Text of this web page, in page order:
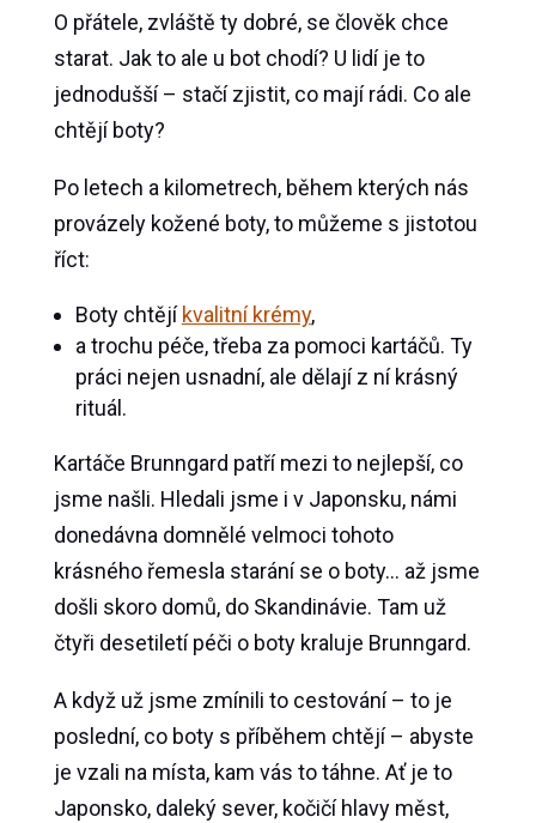
O přátele, zvláště ty dobré, se člověk chce
starat. Jak to ale u bot chodí? U lidí je to
jednodušší – stačí zjistit, co mají rádi. Co ale
chtějí boty?
Po letech a kilometrech, během kterých nás
provázely kožené boty, to můžeme s jistotou
říct:
Boty chtějí kvalitní krémy,
a trochu péče, třeba za pomoci kartáčů. Ty
práci nejen usnadní, ale dělají z ní krásný
rituál.
Kartáče Brunngard patří mezi to nejlepší, co
jsme našli. Hledali jsme i v Japonsku, námi
donedávna domnělé velmoci tohoto
krásného řemesla starání se o boty… až jsme
došli skoro domů, do Skandinávie. Tam už
čtyři desetiletí péči o boty kraluje Brunngard.
A když už jsme zmínili to cestování – to je
poslední, co boty s příběhem chtějí – abyste
je vzali na místa, kam vás to táhne. Ať je to
Japonsko, daleký sever, kočičí hlavy měst,